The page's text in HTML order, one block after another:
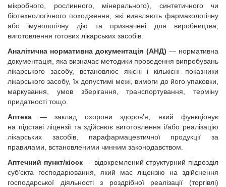
мікробного, рослинного, мінерального), синтетичного чи
біотехнологічного походження, які виявляють фармакологічну
або імунологічну дію та призначені для виробництва,
виготовлення готових лікарських засобів.
Аналітична нормативна документація (АНД) — нормативна
документація, яка визначає методики проведення випробувань
лікарського засобу, встановлює якісні і кількісні показники
лікарського засобу, їх допустимі межі, вимоги до його упаковки,
маркування, умов зберігання, транспортування, терміну
придатності тощо.
Аптека —
заклад охорони здоров’я, який функціонує
на підставі ліцензії та здійснює виготовлення і/або реалізацію
лікарських засобів, парафармацевтичної продукції за
правилами, встановленими чинним законодавством.
Аптечний пункт/кіоск— відокремлений структурний підрозділ
суб’єкта господарювання, який має ліцензію на здійснення
господарської діяльності з роздрібної реалізації (торгівлі)